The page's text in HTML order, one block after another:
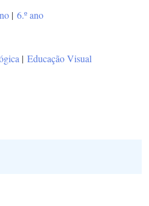
| 6.º ano
| Educação Visual